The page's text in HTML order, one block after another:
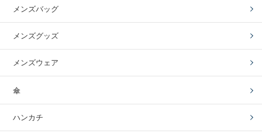
メンズバッグ
メンズグッズ
メンズウェア
傘
ハンカチ